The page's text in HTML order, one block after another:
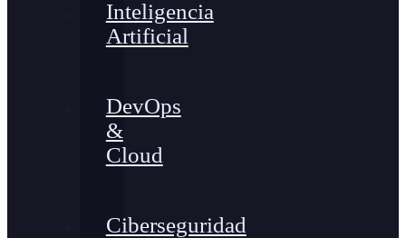
Inteligencia
Artificial
DevOps
&
Cloud
Ciberseguridad